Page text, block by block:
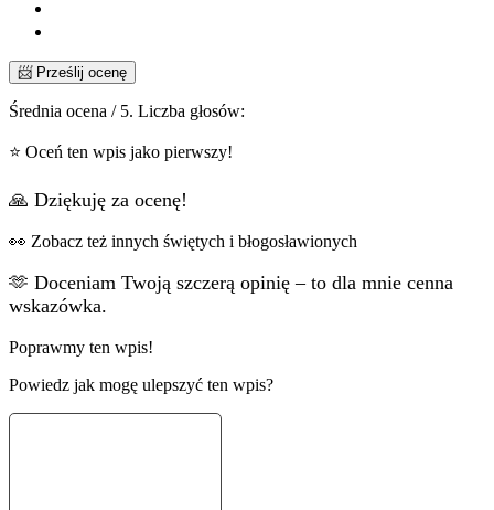
📨 Prześlij ocenę
Średnia ocena / 5. Liczba głosów:
⭐ Oceń ten wpis jako pierwszy!
🙏 Dziękuję za ocenę!
👀 Zobacz też innych świętych i błogosławionych
🫶 Doceniam Twoją szczerą opinię – to dla mnie cenna
wskazówka.
Poprawmy ten wpis!
Powiedz jak mogę ulepszyć ten wpis?